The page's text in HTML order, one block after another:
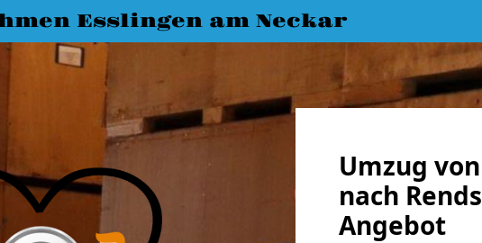
Esslingen am Neckar
Umzug
nach
Angebot